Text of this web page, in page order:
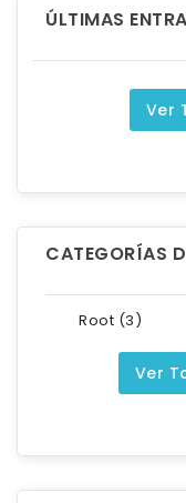
ÚLTIMAS
Ver
CATEGORÍAS
Root (3)
Ver